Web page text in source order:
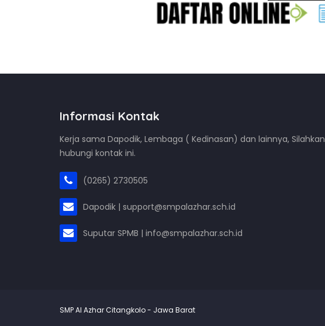
Informasi Kontak
Kerja sama Dapodik, Lembaga ( Kedinasan) dan lainnya, Silahkan
hubungi kontak ini.
(0265) 2730505
Dapodik | support@smpalazhar.sch.id
Suputar SPMB | info@smpalazhar.sch.id
SMP Al Azhar Citangkolo - Jawa Barat